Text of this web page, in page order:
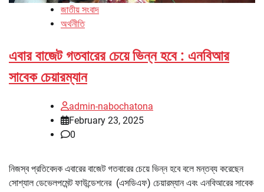
জাতীয় সংবাদ
অর্থনীতি
এবার বাজেট গতবারের চেয়ে ভিন্ন হবে : এনবিআর
সাবেক চেয়ারম্যান
admin-nabochatona
February 23, 2025
0
নিজস্ব প্রতিবেদক এবারের বাজেট গতবারের চেয়ে ভিন্ন হবে বলে মন্তব্য করেছেন
সোশ্যাল ডেভেলপমেন্ট ফাউন্ডেশনের (এসডিএফ) চেয়ারম্যান এবং এনবিআরের সাবেক